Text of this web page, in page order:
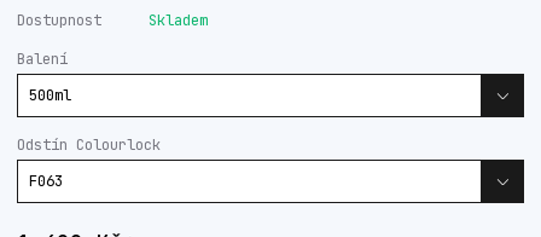
Dostupnost Skladem
Balení
Odstín Colourlock